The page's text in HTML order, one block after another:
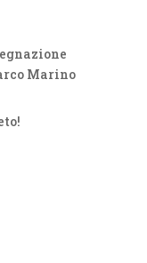
Marino